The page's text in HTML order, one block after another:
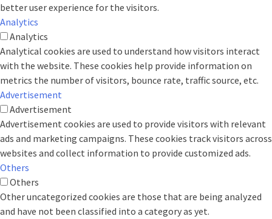
better user experience for the visitors.
Analytics
Analytics
Analytical cookies are used to understand how visitors interact
with the website. These cookies help provide information on
metrics the number of visitors, bounce rate, traffic source, etc.
Advertisement
Advertisement
Advertisement cookies are used to provide visitors with relevant
ads and marketing campaigns. These cookies track visitors across
websites and collect information to provide customized ads.
Others
Others
Other uncategorized cookies are those that are being analyzed
and have not been classified into a category as yet.